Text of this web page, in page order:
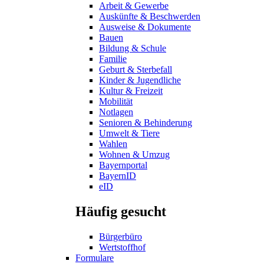
Arbeit & Gewerbe
Auskünfte & Beschwerden
Ausweise & Dokumente
Bauen
Bildung & Schule
Familie
Geburt & Sterbefall
Kinder & Jugendliche
Kultur & Freizeit
Mobilität
Notlagen
Senioren & Behinderung
Umwelt & Tiere
Wahlen
Wohnen & Umzug
Bayernportal
BayernID
eID
Häufig gesucht
Bürgerbüro
Wertstoffhof
Formulare